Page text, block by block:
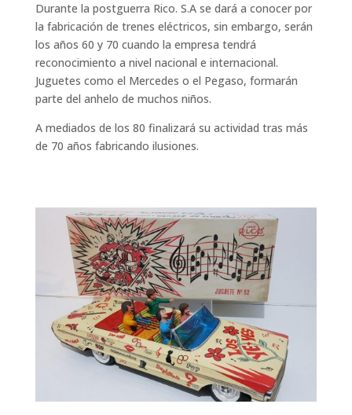
Durante la postguerra Rico. S.A se dará a conocer por
la fabricación de trenes eléctricos, sin embargo, serán
los años 60 y 70 cuando la empresa tendrá
reconocimiento a nivel nacional e internacional.
Juguetes como el Mercedes o el Pegaso, formarán
parte del anhelo de muchos niños.
A mediados de los 80 finalizará su actividad tras más
de 70 años fabricando ilusiones.